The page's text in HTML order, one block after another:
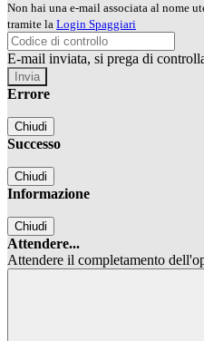
Non hai una e-mail associata al nome
tramite la Login Spaggiari
E-mail inviata, si prega di
Errore
Chiudi
Successo
Chiudi
Informazione
Chiudi
Attendere...
Attendere il completamento